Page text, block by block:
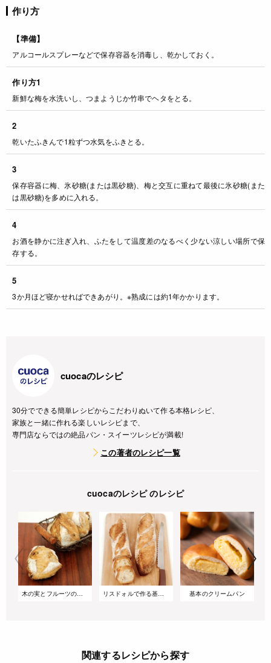
作り方
【準備】
アルコールスプレーなどで保存容器を消毒し、乾かしておく。
作り方1
新鮮な梅を水洗いし、つまようじか竹串でヘタをとる。
2
乾いたふきんで1粒ずつ水気をふきとる。
3
保存容器に梅、氷砂糖(または黒砂糖)、梅と交互に重ねて最後に氷砂糖(また
は黒砂糖)を多めに入れる。
4
お酒を静かに注ぎ入れ、ふたをして温度差のなるべく少ない涼しい場所で保
存する。
5
3か月ほど寝かせればできあがり。※熟成には約1年かかります。
cuocaのレシピ
30分でできる簡単レシピからこだわりぬいて作る本格レシピ、
家族と一緒に作れる楽しいレシピまで、
専門店ならではの絶品パン・スイーツレシピが満載!
この著者のレシピ一覧
cuocaのレシピ のレシピ
木の実とフルーツのリュスティック リスドォルで作る基本のバゲット 基本のクリームパン
関連するレシピから探す